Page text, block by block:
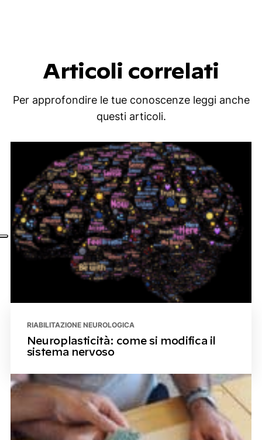
Articoli correlati
Per approfondire le tue conoscenze leggi anche
questi articoli.
RIABILITAZIONE NEUROLOGICA
Neuroplasticità: come si modifica il
sistema nervoso